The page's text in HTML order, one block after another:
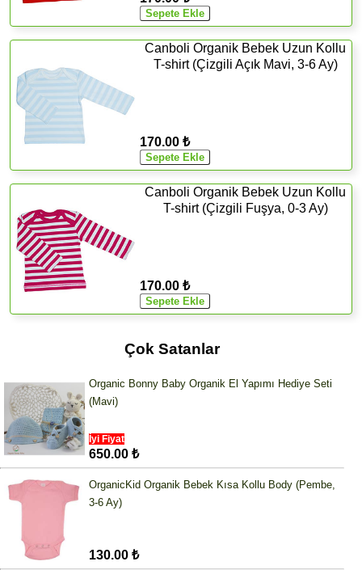
Canboli Organik Bebek Uzun Kollu
T-shirt (Çizgili Açık Mavi, 3-6 Ay)
170.00 ₺
Canboli Organik Bebek Uzun Kollu
T-shirt (Çizgili Fuşya, 0-3 Ay)
170.00 ₺
Çok Satanlar
Organic Bonny Baby Organik El Yapımı Hediye Seti
(Mavi)
İyi Fiyat
650.00 ₺
OrganicKid Organik Bebek Kısa Kollu Body (Pembe,
3-6 Ay)
130.00 ₺